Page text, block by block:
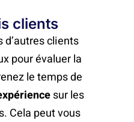
clients
clients
pour évaluer la
le temps de
sur les
Cela peut vous